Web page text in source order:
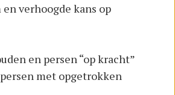
verhoogde kans op
en persen “op kracht”
met opgetrokken